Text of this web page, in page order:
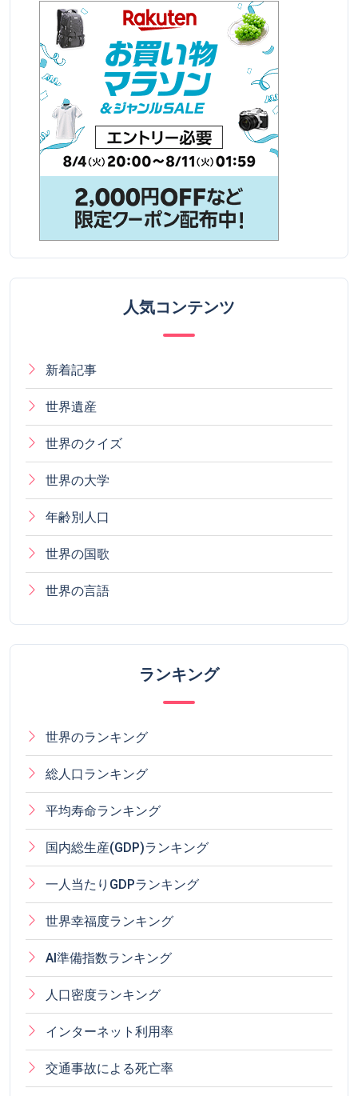
人気コンテンツ
新着記事
世界遺産
世界のクイズ
世界の大学
年齢別人口
世界の国歌
世界の言語
ランキング
世界のランキング
総人口ランキング
平均寿命ランキング
国内総生産(GDP)ランキング
一人当たりGDPランキング
世界幸福度ランキング
AI準備指数ランキング
人口密度ランキング
インターネット利用率
交通事故による死亡率